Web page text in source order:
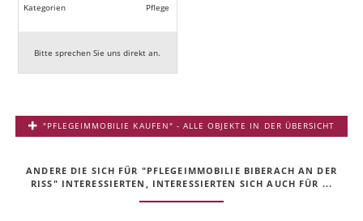
Kategorien
Pflege
Bitte sprechen Sie uns direkt an.
"PFLEGEIMMOBILIE KAUFEN" - ALLE OBJEKTE IN DER ÜBERSICHT
ANDERE DIE SICH FÜR "PFLEGEIMMOBILIE BIBERACH AN DER
RISS" INTERESSIERTEN, INTERESSIERTEN SICH AUCH FÜR ...